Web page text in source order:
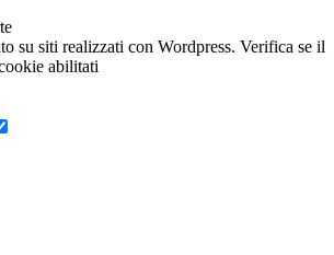
su siti realizzati con Wordpress. Verifica se il
abilitati